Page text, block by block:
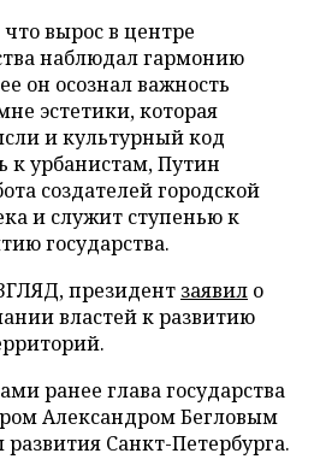
вырос в центре
наблюдал гармонию
он осознал важность
эстетики, которая
и культурный код
к урбанистам, Путин
создателей городской
и служит ступенью к
государства.
президент заявил о
властей к развитию
ранее глава государства
Александром Бегловым
Санкт-Петербурга.